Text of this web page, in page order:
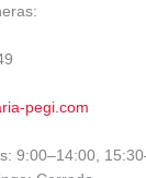
pegi.com
9:00–14:00,